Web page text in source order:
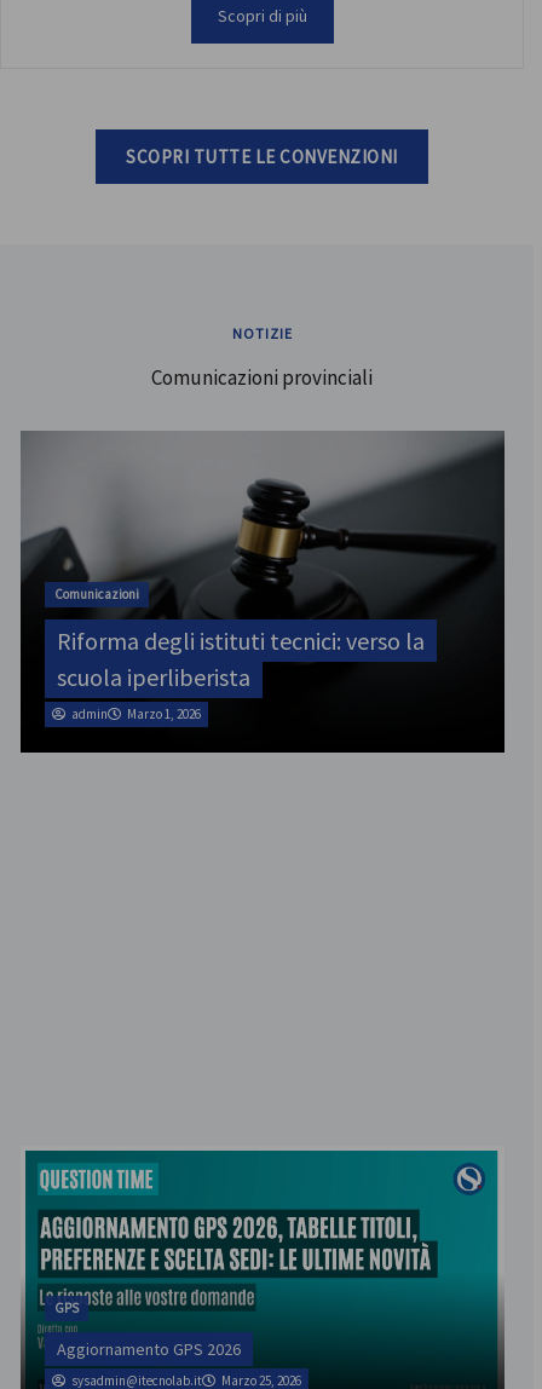
Scopri di più
SCOPRI TUTTE LE CONVENZIONI
NOTIZIE
Comunicazioni provinciali
ATA
SINATAS Venezia, assemblea provinciale
il 31 luglio
admin Marzo 1, 2026
GPS
Aggiornamento GPS 2026
sysadmin@itecnolab.it Marzo 25, 2026